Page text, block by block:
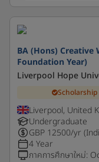
BA (Hons)
Foundation Year)
Liverpool Hope
Scholarship
Liverpool, United
Undergraduate
GBP 12500/yr
4 Year
ภาคการศึกษาใหม่: